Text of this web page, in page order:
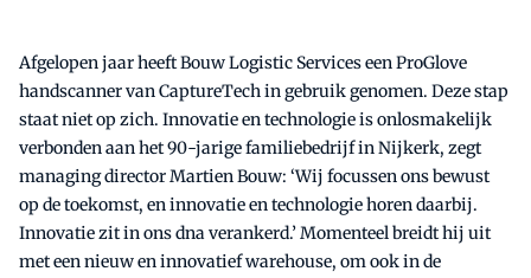
Afgelopen jaar heeft Bouw Logistic Services een ProGlove
handscanner van CaptureTech in gebruik genomen. Deze stap
staat niet op zich. Innovatie en technologie is onlosmakelijk
verbonden aan het 90-jarige familiebedrijf in Nijkerk, zegt
managing director Martien Bouw: ‘Wij focussen ons bewust
op de toekomst, en innovatie en technologie horen daarbij.
Innovatie zit in ons dna verankerd.’ Momenteel breidt hij uit
met een nieuw en innovatief warehouse, om ook in de